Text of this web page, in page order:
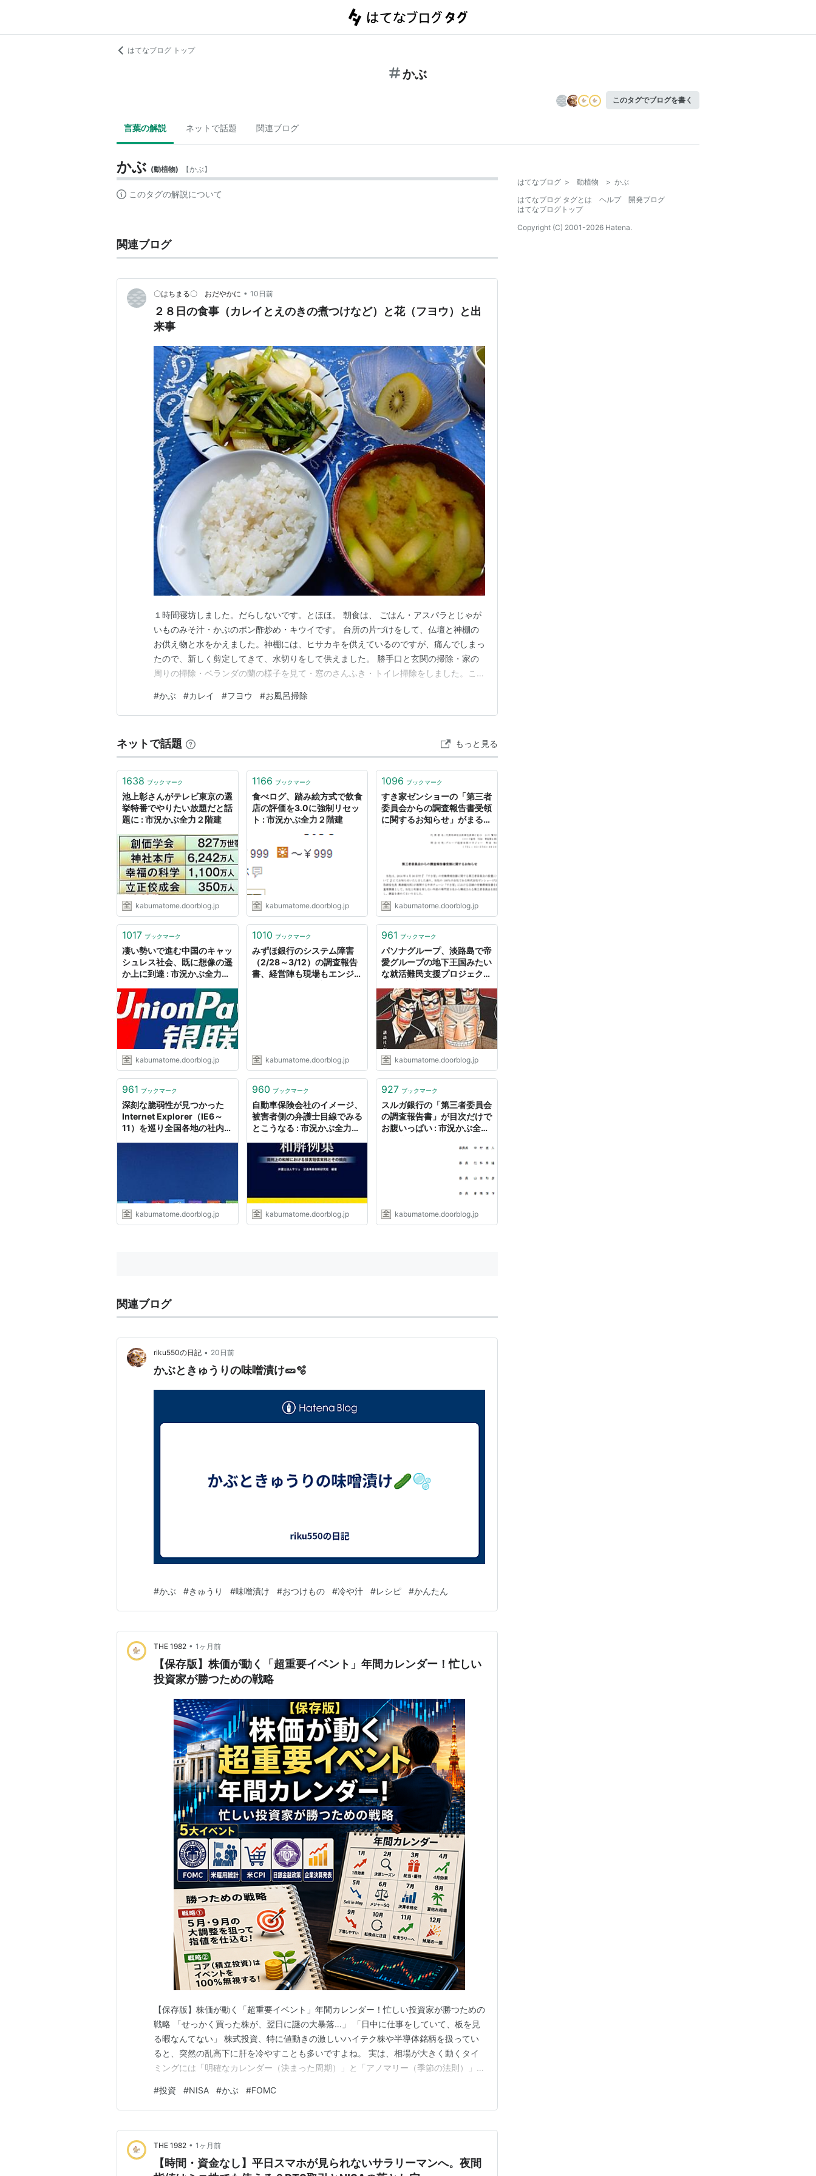
はてなブログ トップ
かぶ
このタグでブログを書く
言葉の解説 ネットで話題 関連ブログ
かぶ (動植物) 【かぶ】
このタグの解説について
関連ブログ
〇はちまる〇 おだやかに • 10日前
２８日の食事（カレイとえのきの煮つけなど）と花（フヨウ）と出
来事
１時間寝坊しました。だらしないです。とほほ。 朝食は、 ごはん・アスパラとじゃが
いものみそ汁・かぶのポン酢炒め・キウイです。 台所の片づけをして、仏壇と神棚の
お供え物と水をかえました。神棚には、ヒサカキを供えているのですが、痛んでしまっ
たので、新しく剪定してきて、水切りをして供えました。 勝手口と玄関の掃除・家の
周りの掃除・ベランダの蘭の様子を見て・窓のさんふき・トイレ掃除をしました。この
した。 ２８日の花 今日は、フヨウが３輪咲いていました。 汗をたくさんかいてしまっ
たので、シャワーを浴びました。 午後は、買い物リ…
#かぶ #カレイ #フヨウ #お風呂掃除
ネットで話題 もっと見る
1638 ブックマーク
池上彰さんがテレビ東京の選
挙特番でやりたい放題だと話
題に : 市況かぶ全力２階建
kabumatome.doorblog.jp
1166 ブックマーク
食べログ、踏み絵方式で飲食
店の評価を3.0に強制リセッ
ト : 市況かぶ全力２階建
kabumatome.doorblog.jp
1096 ブックマーク
すき家ゼンショーの「第三者
委員会からの調査報告書受領
に関するお知らせ」がまるで
ぶ全力２階建
kabumatome.doorblog.jp
1017 ブックマーク
凄い勢いで進む中国のキャッ
シュレス社会、既に想像の遥
か上に到達 : 市況かぶ全力２
kabumatome.doorblog.jp
1010 ブックマーク
みずほ銀行のシステム障害
（2/28～3/12）の調査報告
書、経営陣も現場もエンジニ
kabumatome.doorblog.jp
961 ブックマーク
パソナグループ、淡路島で帝
愛グループの地下王国みたい
な就活難民支援プロジェクト
kabumatome.doorblog.jp
961 ブックマーク
深刻な脆弱性が見つかった
Internet Explorer（IE6～
11）を巡り全国各地の社内が
kabumatome.doorblog.jp
960 ブックマーク
自動車保険会社のイメージ、
被害者側の弁護士目線でみる
とこうなる : 市況かぶ全力２
kabumatome.doorblog.jp
927 ブックマーク
スルガ銀行の「第三者委員会
の調査報告書」が目次だけで
お腹いっぱい : 市況かぶ全力
kabumatome.doorblog.jp
関連ブログ
riku550の日記 • 20日前
かぶときゅうりの味噌漬け🥒🫧
#かぶ #きゅうり #味噌漬け #おつけもの #冷や汁 #レシピ #かんたん
THE 1982 • 1ヶ月前
【保存版】株価が動く「超重要イベント」年間カレンダー！忙しい
投資家が勝つための戦略
【保存版】株価が動く「超重要イベント」年間カレンダー！忙しい投資家が勝つための
戦略 「せっかく買った株が、翌日に謎の大暴落…」 「日中に仕事をしていて、板を見
る暇なんてない」 株式投資、特に値動きの激しいハイテク株や半導体銘柄を扱ってい
ると、突然の乱高下に肝を冷やすことも多いですよね。 実は、相場が大きく動くタイ
ミングには「明確なカレンダー（決まった周期）」と「アノマリー（季節の法則）」が
ーゲンセール（安値）を自動で拾えるようになります。 今回は、現役投資家が絶対に
押さえるべき「年間重要イベント」と「失敗しないための…
#投資 #NISA #かぶ #FOMC
THE 1982 • 1ヶ月前
【時間・資金なし】平日スマホが見られないサラリーマンへ。夜間
はてなブログ > 動植物 > かぶ
はてなブログ タグとは
ヘルプ
開発ブログ
はてなブログトップ
Copyright (C) 2001-2026 Hatena.